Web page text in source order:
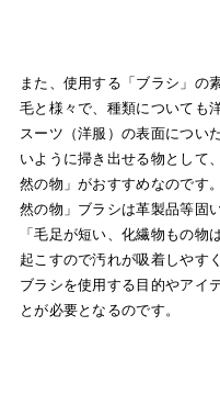
また、使用する「ブラシ」の
毛と様々で、種類についても
スーツ（洋服）の表面につい
いように掃き出せる物として
然の物」がおすすめなのです
然の物」ブラシは革製品等固
「毛足が短い、化繊物もの物
起こすので汚れが吸着しやす
ブラシを使用する目的やアイ
とが必要となるのです。